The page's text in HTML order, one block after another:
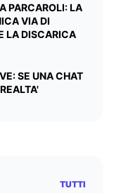
PARCAROLI: LA
VIA DI
LA DISCARICA
SE UNA CHAT
TUTTI